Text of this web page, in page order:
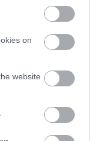
on
website